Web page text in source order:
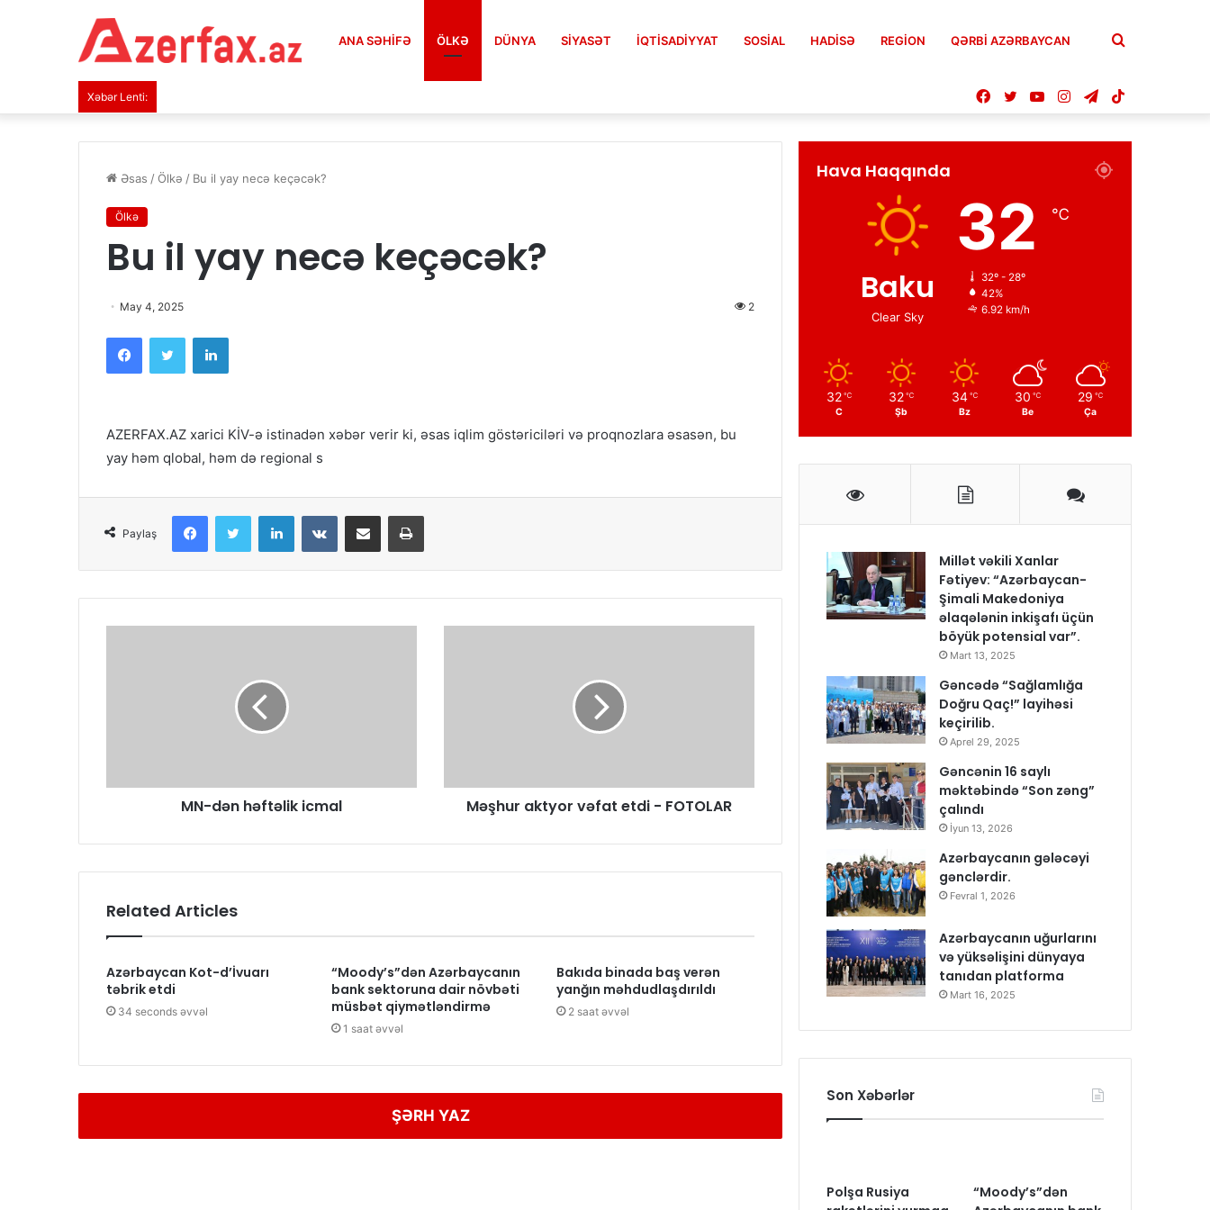
ANA SƏHIFƏ ÖLKƏ DÜNYA SIYASƏT İQTISADIYYAT SOSIAL HADISƏ REGION QƏRBİ AZƏRBAYCAN Axtar
Xəbər Lenti: Telegram
Instagram
YouTube
Twitter
Facebook
Əsas /Ölkə / Bu il yay necə keçəcək?
Ölkə
Bu il yay necə keçəcək?
May 4, 2025 2
AZERFAX.AZ xarici KİV-ə istinadən xəbər verir ki, əsas iqlim göstəriciləri və proqnozlara əsasən, bu
yay həm qlobal, həm də regional s
Paylaş
MN-dən həftəlik icmal Məşhur aktyor vəfat etdi - FOTOLAR
Related Articles
Azərbaycan Kot-d’İvuarı
təbrik etdi
34 seconds əvvəl
“Moody’s”dən Azərbaycanın
bank sektoruna dair növbəti
müsbət qiymətləndirmə
1 saat əvvəl
Bakıda binada baş verən
yanğın məhdudlaşdırıldı
2 saat əvvəl
ŞƏRH YAZ
Hava Haqqında
Baku
Clear Sky
32 ℃
32º - 28º
42%
6.92 km/h
32 ℃
C
32 ℃
Şb
34 ℃
Bz
30 ℃
Be
29 ℃
Ça
Millət vəkili Xanlar
Fətiyev: “Azərbaycan-
Şimali Makedoniya
əlaqələnin inkişafı üçün
böyük potensial var”.
Mart 13, 2025
Gəncədə “Sağlamlığa
Doğru Qaç!” layihəsi
keçirilib.
Aprel 29, 2025
Gəncənin 16 saylı
məktəbində “Son zəng”
çalındı
İyun 13, 2026
Azərbaycanın gələcəyi
gənclərdir.
Fevral 1, 2026
Azərbaycanın uğurlarını
və yüksəlişini dünyaya
tanıdan platforma
Mart 16, 2025
Son Xəbərlər
Polşa Rusiya
“Moody’s”dən